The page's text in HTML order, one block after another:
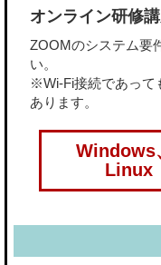
オンライン研修
ZOOMのシステム要
い。
※Wi-Fi接続であって
あります。
Windows
Linux